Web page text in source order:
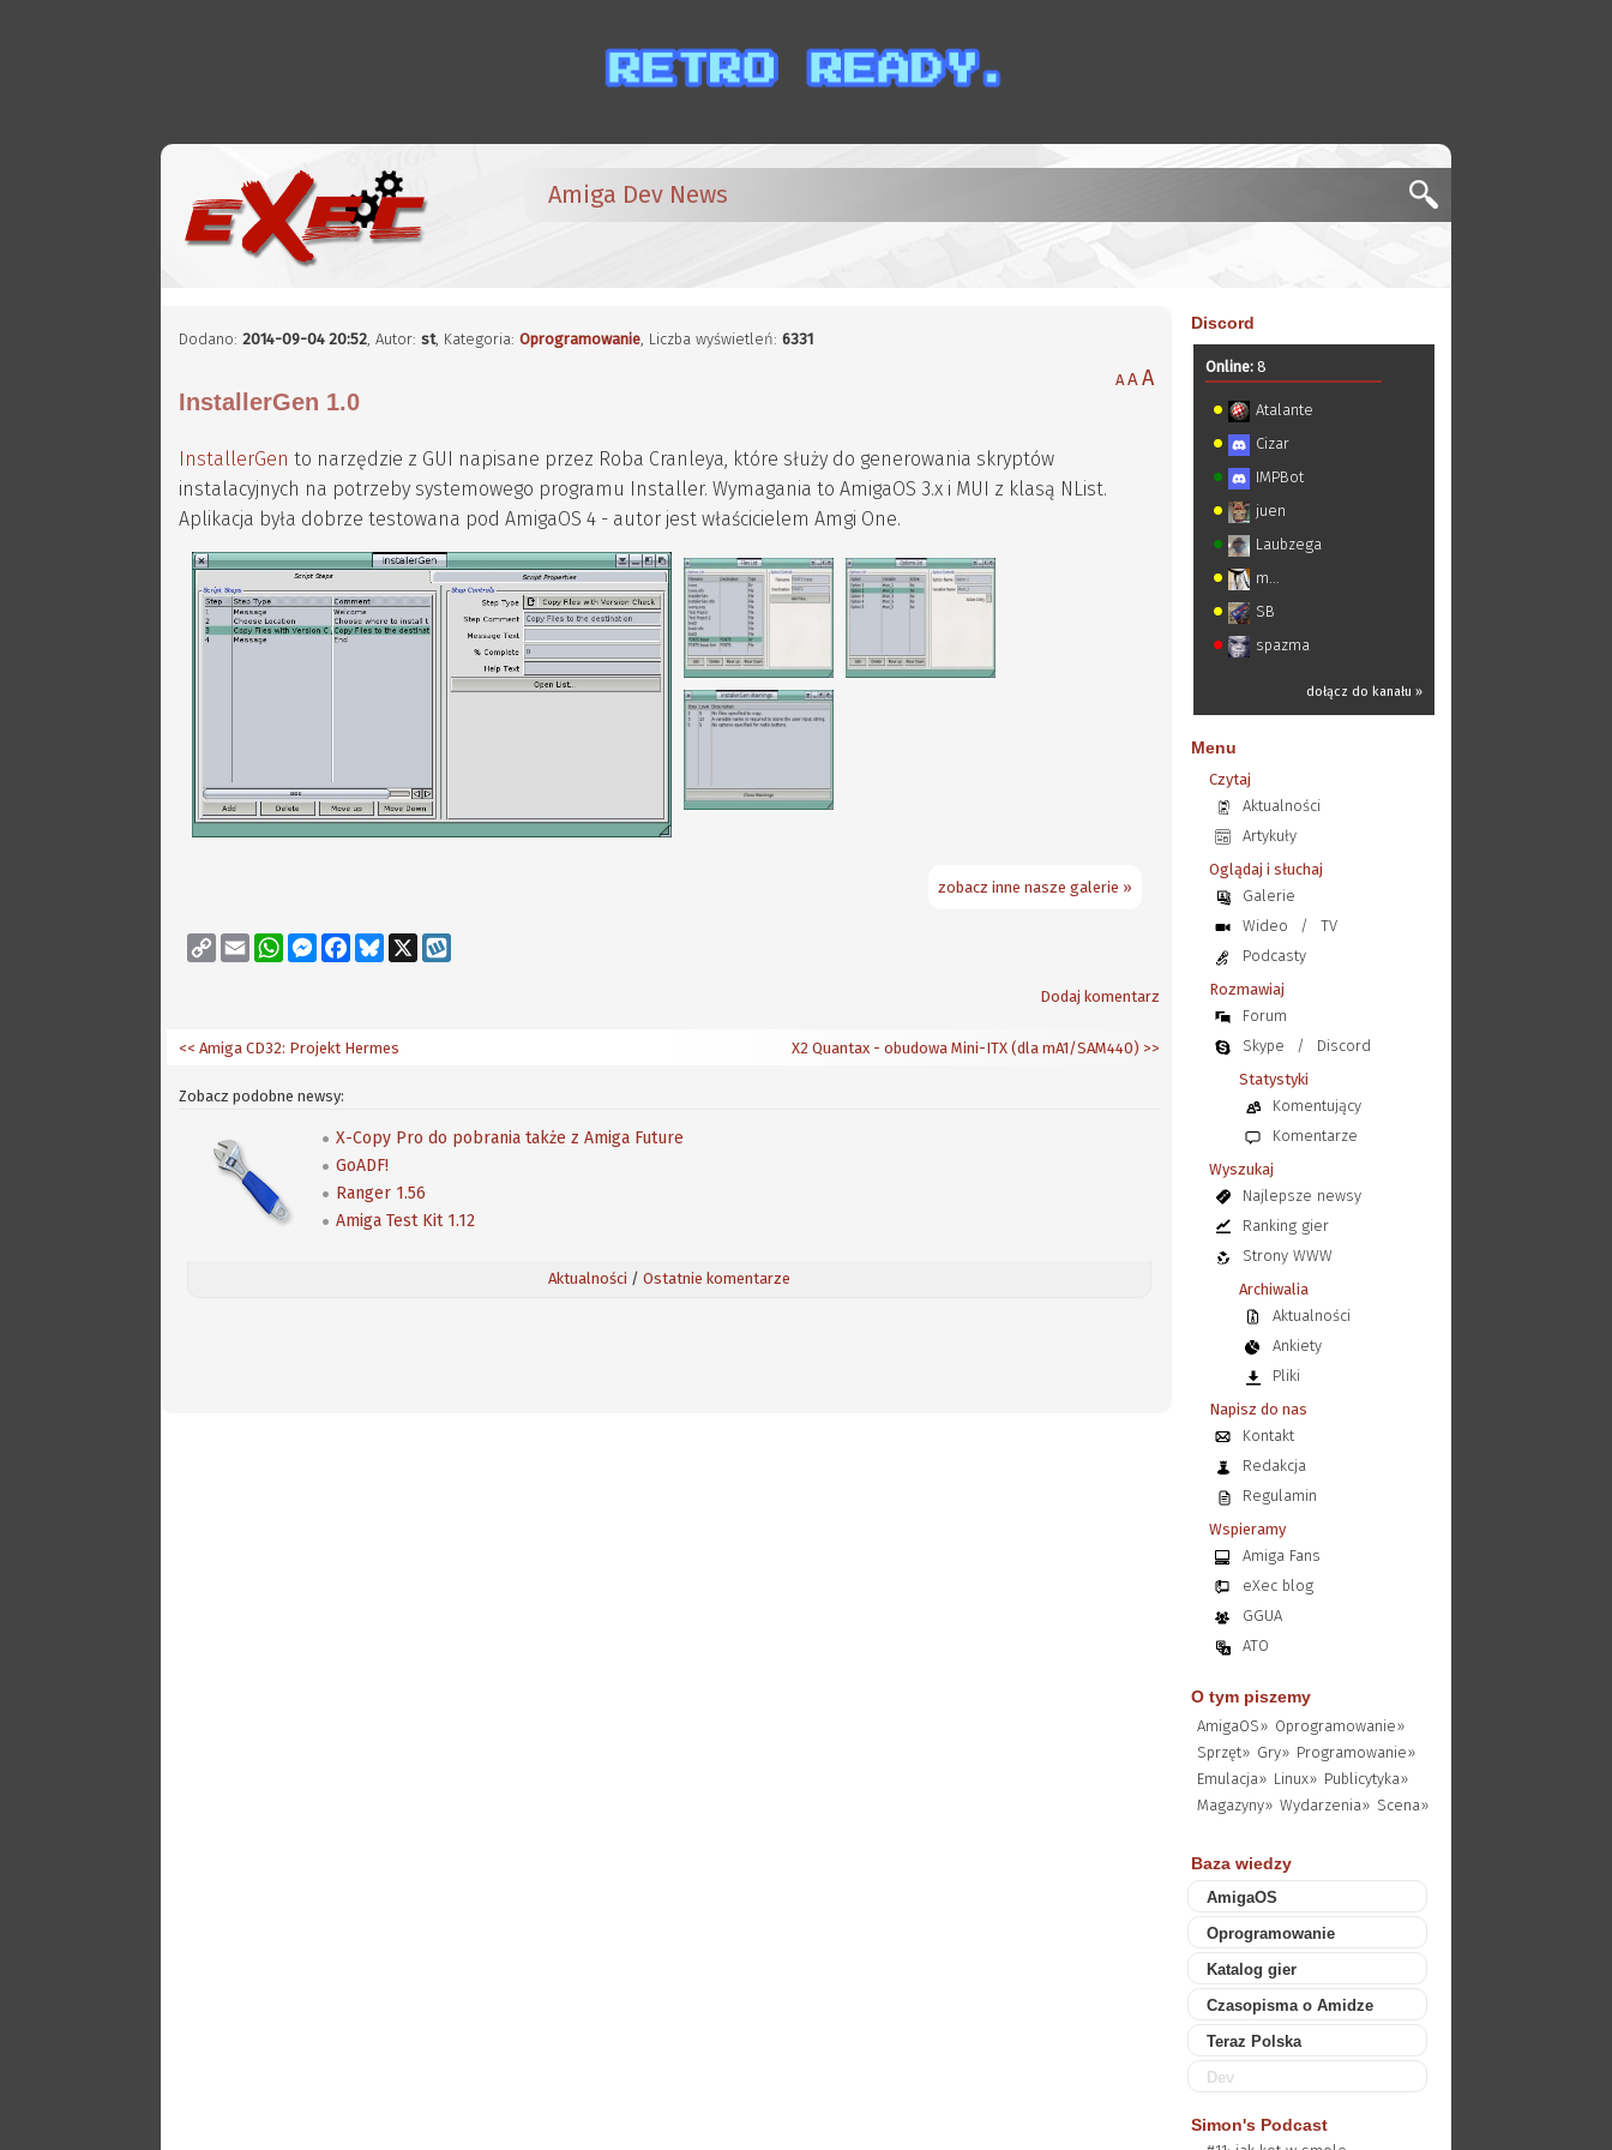
Amiga Dev News
Dodano:2014-09-04 20:52,Autor:st, Kategoria:Oprogramowanie, Liczba wyświetleń:6331
A AA
InstallerGen 1.0
InstallerGen to narzędzie z GUI napisane przez Roba Cranleya, które służy do generowania skryptów
instalacyjnych na potrzeby systemowego programu Installer. Wymagania to AmigaOS 3.x i MUI z klasą NList.
Aplikacja była dobrze testowana pod AmigaOS 4 - autor jest właścicielem Amgi One.
zobacz inne nasze galerie »
Copy
Link
Email WhatsAppMessenger
FacebookBluesky
X
Dodaj komentarz
X2 Quantax - obudowa Mini-ITX (dla mA1/SAM440) >>
<< Amiga CD32: Projekt Hermes
Zobacz podobne newsy:
X-Copy Pro do pobrania także z Amiga Future
GoADF!
Ranger 1.56
Amiga Test Kit 1.12
Aktualności / Ostatnie komentarze
Discord
Online:8
Atalante
Cizar
IMPBot
juen
Laubzega
m...
SB
spazma
dołącz do kanału »
Menu
Czytaj
Aktualności
Artykuły
Oglądaj i słuchaj
Galerie
Wideo
/
TV
Podcasty
Rozmawiaj
Forum
Skype
/
Discord
Statystyki
Komentujący
Komentarze
Wyszukaj
Najlepsze newsy
Ranking gier
Strony WWW
Archiwalia
Aktualności
Ankiety
Pliki
Napisz do nas
Kontakt
Redakcja
Regulamin
Wspieramy
Amiga Fans
eXec blog
GGUA
ATO
O tym piszemy
AmigaOS» Oprogramowanie»
Sprzęt» Gry» Programowanie»
Emulacja» Linux» Publicytyka»
Magazyny» Wydarzenia» Scena»
Baza wiedzy
AmigaOS
Oprogramowanie
Katalog gier
Czasopisma o Amidze
Teraz Polska
Dev
Simon's Podcast